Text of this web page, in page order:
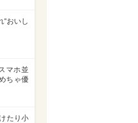
“おいし
マホ並
ちゃ優
たり小